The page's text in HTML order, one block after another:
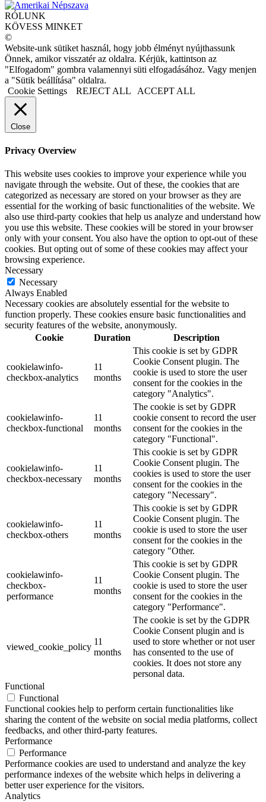
RÓLUNK
KÖVESS MINKET
©
Website-unk sütiket használ, hogy jobb élményt nyújthassunk
Önnek, amikor visszatér az oldalra. Kérjük, kattintson az
"Elfogadom" gombra valamennyi süti elfogadásához. Vagy menjen
a "Sütik beállítása" oldalra.
Cookie Settings
REJECT ALL ACCEPT ALL
Close
Privacy Overview
This website uses cookies to improve your experience while you
navigate through the website. Out of these, the cookies that are
categorized as necessary are stored on your browser as they are
essential for the working of basic functionalities of the website. We
also use third-party cookies that help us analyze and understand how
you use this website. These cookies will be stored in your browser
only with your consent. You also have the option to opt-out of these
cookies. But opting out of some of these cookies may affect your
browsing experience.
Necessary
Necessary
Always Enabled
Necessary cookies are absolutely essential for the website to
function properly. These cookies ensure basic functionalities and
security features of the website, anonymously.
Cookie
Duration Description
cookielawinfo-
checkbox-analytics
11
months
This cookie is set by GDPR
Cookie Consent plugin. The
cookie is used to store the user
consent for the cookies in the
category "Analytics".
cookielawinfo-
checkbox-functional
11
months
The cookie is set by GDPR
cookie consent to record the user
consent for the cookies in the
category "Functional".
cookielawinfo-
checkbox-necessary
11
months
This cookie is set by GDPR
Cookie Consent plugin. The
cookies is used to store the user
consent for the cookies in the
category "Necessary".
cookielawinfo-
checkbox-others
11
months
This cookie is set by GDPR
Cookie Consent plugin. The
cookie is used to store the user
consent for the cookies in the
category "Other.
cookielawinfo-
checkbox-
performance
11
months
This cookie is set by GDPR
Cookie Consent plugin. The
cookie is used to store the user
consent for the cookies in the
category "Performance".
viewed_cookie_policy
11
months
The cookie is set by the GDPR
Cookie Consent plugin and is
used to store whether or not user
has consented to the use of
cookies. It does not store any
personal data.
Functional
Functional
Functional cookies help to perform certain functionalities like
sharing the content of the website on social media platforms, collect
feedbacks, and other third-party features.
Performance
Performance
Performance cookies are used to understand and analyze the key
performance indexes of the website which helps in delivering a
better user experience for the visitors.
Analytics